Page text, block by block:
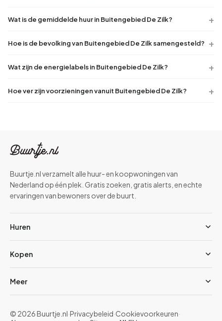
Wat is de gemiddelde huur in Buitengebied De Zilk?
Hoe is de bevolking van Buitengebied De Zilk samengesteld?
Wat zijn de energielabels in Buitengebied De Zilk?
Hoe ver zijn voorzieningen vanuit Buitengebied De Zilk?
Buurtje.nl verzamelt alle huur- en koopwoningen van
Nederland op één plek. Gratis zoeken, gratis alerts, en echte
ervaringen van bewoners over de buurt.
Huren
Kopen
Meer
© 2026 Buurtje.nl·Privacybeleid·Cookievoorkeuren·